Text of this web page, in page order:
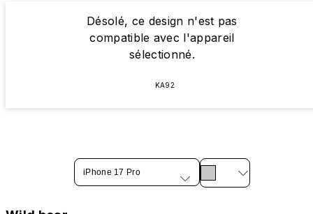
Désolé, ce design n'est pas
compatible avec l'appareil
sélectionné.
KA92
iPhone 17 Pro